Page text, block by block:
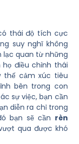
thái độ tích cực
suy nghĩ không
lạc quan từ những
điều chỉnh thái
thế cảm xúc tiêu
bên trong con
sự việc, bạn cần
diễn ra chỉ trong
bạn sẽ cần rèn
qua được khó